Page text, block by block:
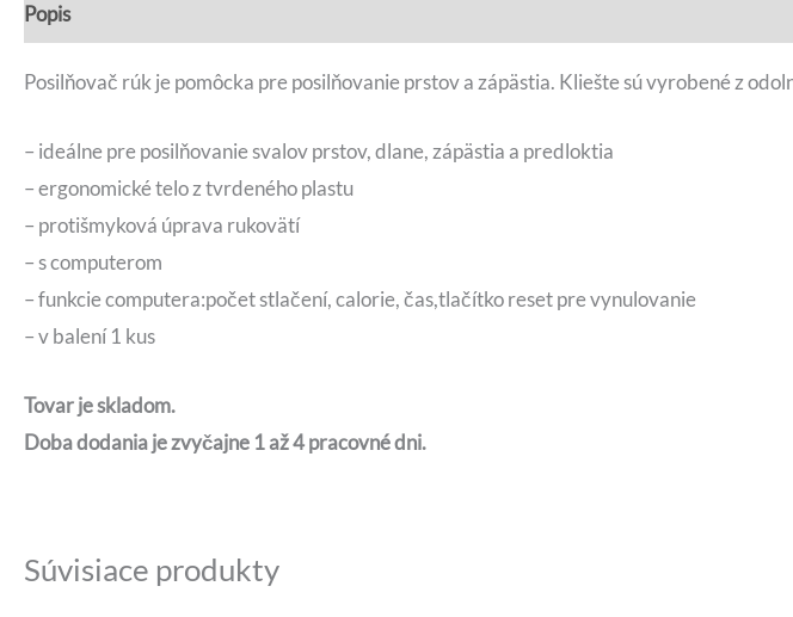
Popis
Posilňovač rúk je pomôcka pre posilňovanie prstov a zápästia. Kliešte sú vyrobené z
– ideálne pre posilňovanie svalov prstov, dlane, zápästia a predloktia
– ergonomické telo z tvrdeného plastu
– protišmyková úprava rukovätí
– s computerom
– funkcie computera:počet stlačení, calorie, čas,tlačítko reset pre vynulovanie
– v balení 1 kus
Tovar je skladom.
Doba dodania je zvyčajne 1 až 4 pracovné dni.
Súvisiace produkty